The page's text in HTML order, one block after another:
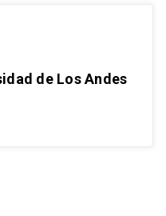
de Los Andes